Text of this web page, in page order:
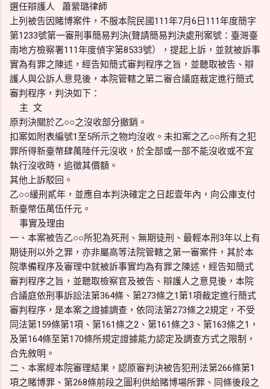
選任辯護人 蕭縈璐律師
上列被告因賭博案件，不服本院民國111年7月6日111年度簡字
第1233號第一審刑事簡易判決(聲請簡易判決處刑案號：臺灣臺
南地方檢察署111年度偵字第8533號），提起上訴，並就被訴事
實為有罪之陳述，經告知簡式審判程序之旨，並聽取被告、辯
護人與公訴人意見後，本院管轄之第二審合議庭裁定進行簡式
審判程序，判決如下：
主 文
原判決關於乙○○之沒收部分撤銷。
扣案如附表編號1至5所示之物均沒收。未扣案之乙○○所有之犯
罪所得新臺幣肆萬陸仟元沒收，於全部或一部不能沒收或不宜
執行沒收時，追徵其價額。
其他上訴駁回。
乙○○緩刑貳年，並應自本判決確定之日起壹年內，向公庫支付
新臺幣伍萬伍仟元。
事實及理由
一、本案被告乙○○所犯為死刑、無期徒刑、最輕本刑3年以上有
期徒刑以外之罪，亦非屬高等法院管轄之第一審案件，其於本
院準備程序及審理中就被訴事實均為有罪之陳述，經告知簡式
審判程序之旨，並聽取檢察官及被告、辯護人之意見後，本院
合議庭依刑事訴訟法第364條、第273條之1第1項裁定進行簡式
審判程序，是本案之證據調查，依同法第273條之2規定，不受
同法第159條第1項、第161條之2、第161條之3、第163條之1，
及第164條至第170條所規定證據能力認定及調查方式之限制，
合先敘明。
二、本案經本院審理結果，認原審判決被告犯刑法第266條第1
項之賭博罪、第268條前段之圖利供給賭博場所罪、同條後段之